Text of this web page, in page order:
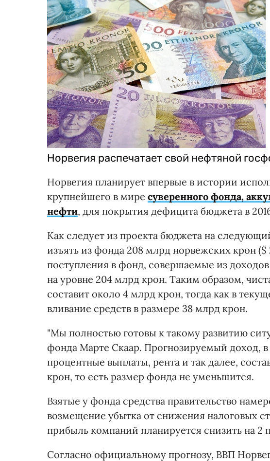
Норвегия распечатает свой нефтяной
Норвегия планирует впервые в истории
крупнейшего в мире суверенного фонда,
нефти, для покрытия дефицита бюджета в
Как следует из проекта бюджета на
изъять из фонда 208 млрд норвежских крон
поступления в фонд, совершаемые из
на уровне 204 млрд крон. Таким образом,
составит около 4 млрд крон, тогда как в
вливание средств в размере 38 млрд крон.
"Мы полностью готовы к такому развитию
фонда Марте Скаар. Прогнозируемый доход,
процентные выплаты, рента и так далее,
крон, то есть размер фонда не уменьшится.
Взятые у фонда средства правительство
возмещение убытка от снижения налоговых
прибыль компаний планируется снизить на 2
Согласно официальному прогнозу, ВВП